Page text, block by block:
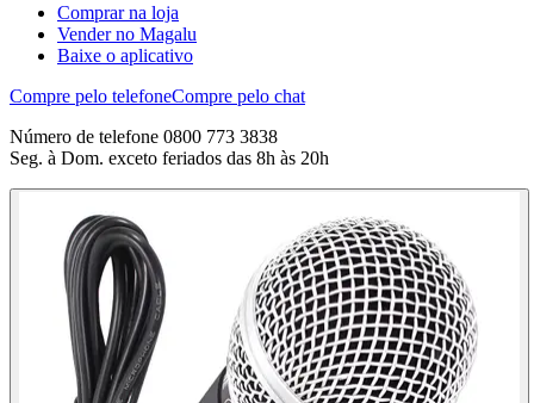
Comprar na loja
Vender no Magalu
Baixe o aplicativo
Compre pelo telefoneCompre pelo chat
Número de telefone 0800 773 3838
Seg. à Dom. exceto feriados das 8h às 20h